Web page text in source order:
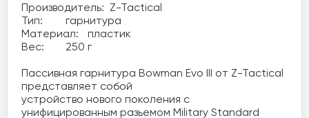
Производитель:	Z-Tactical
Тип:	гарнитура
Материал:	пластик
Вес:	250 г
Пассивная гарнитура Bowman Evo III от Z-Tactical
представляет собой
устройство нового поколения с
унифицированным разьемом Military Standard